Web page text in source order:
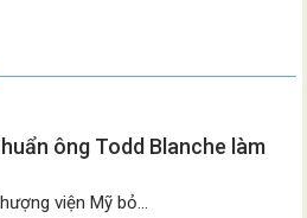
ông Todd Blanche làm
viện Mỹ bỏ...